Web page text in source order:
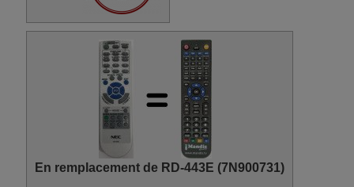
En remplacement de RD-443E (7N900731)